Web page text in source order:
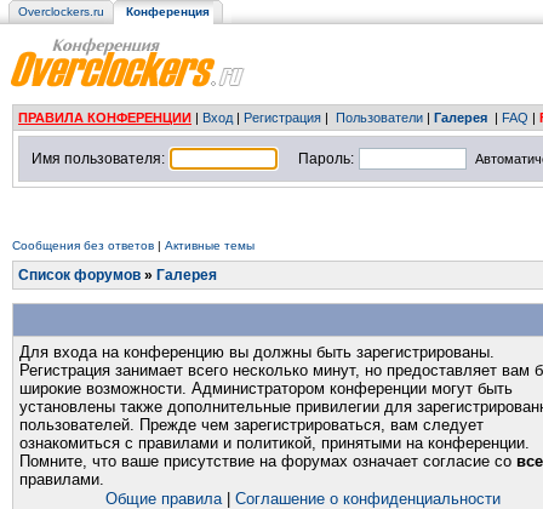
Overclockers.ru Конференция
ПРАВИЛА КОНФЕРЕНЦИИ | Вход | Регистрация | Пользователи | Галерея | FAQ |
Имя пользователя: Пароль:
Сообщения без ответов | Активные темы
Список форумов » Галерея
Для входа на конференцию вы должны быть зарегистрированы.
Регистрация занимает всего несколько минут, но предоставляет вам
широкие возможности. Администратором конференции могут быть
установлены также дополнительные привилегии для
пользователей. Прежде чем зарегистрироваться, вам следует
ознакомиться с правилами и политикой, принятыми на конференции.
Помните, что ваше присутствие на форумах означает согласие со
правилами.
Общие правила| Соглашение о конфиденциальности